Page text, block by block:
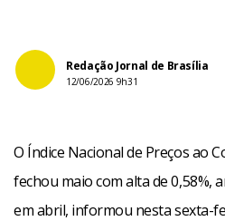
Redação Jornal de Brasília
12/06/2026 9h31
O Índice Nacional de Preços ao
fechou maio com alta de 0,58%,
em abril, informou nesta sexta-